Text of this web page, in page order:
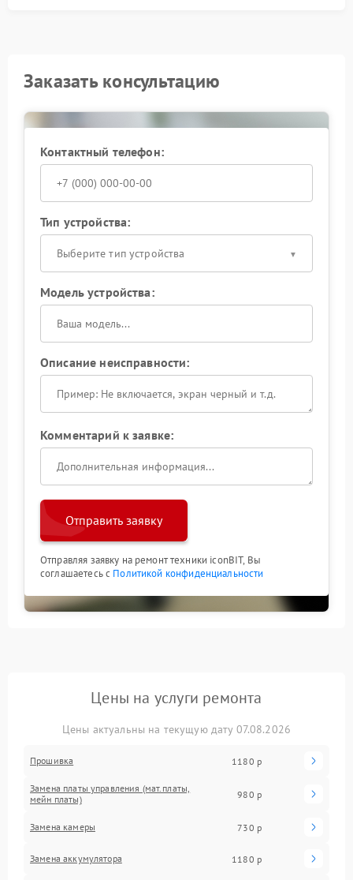
Заказать консультацию
Контактный телефон:
Тип устройства:
Выберите тип устройства
Модель устройства:
Описание неисправности:
Комментарий к заявке:
Отправить заявку
Отправляя заявку на ремонт техники iconBIT, Вы
соглашаетесь с Политикой конфиденциальности
Цены на услуги ремонта
Цены актуальны на текущую дату 07.08.2026
Прошивка 1180 р
Замена платы управления (мат.платы,
мейн платы)
980 р
Замена камеры 730 р
Замена аккумулятора 1180 р